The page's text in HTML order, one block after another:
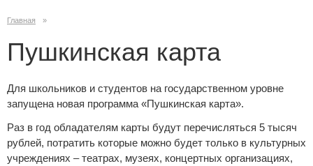
Главная »
Пушкинская карта
Для школьников и студентов на государственном уровне
запущена новая программа «Пушкинская карта».
Раз в год обладателям карты будут перечисляться 5 тысяч
рублей, потратить которые можно будет только в культурных
учреждениях – театрах, музеях, концертных организациях,